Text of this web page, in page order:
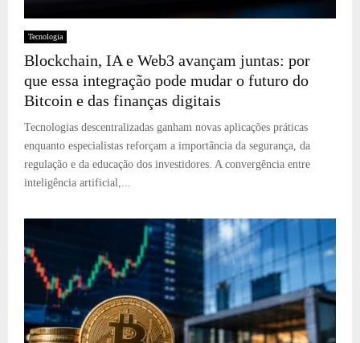
Tecnologia
Blockchain, IA e Web3 avançam juntas: por
que essa integração pode mudar o futuro do
Bitcoin e das finanças digitais
Tecnologias descentralizadas ganham novas aplicações práticas
enquanto especialistas reforçam a importância da segurança, da
regulação e da educação dos investidores. A convergência entre
inteligência artificial,...